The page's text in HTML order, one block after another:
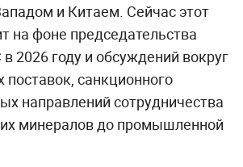
и Китаем. Сейчас этот
на фоне председательства
2026 году и обсуждений вокруг
поставок, санкционного
направлений сотрудничества
минералов до промышленной